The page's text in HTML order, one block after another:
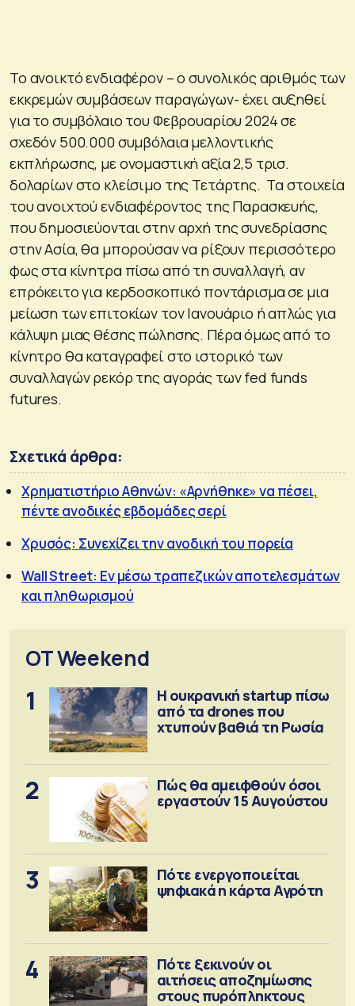
Το ανοικτό ενδιαφέρον – ο συνολικός αριθμός των
εκκρεμών συμβάσεων παραγώγων- έχει αυξηθεί
για το συμβόλαιο του Φεβρουαρίου 2024 σε
σχεδόν 500.000 συμβόλαια μελλοντικής
εκπλήρωσης, με ονομαστική αξία 2,5 τρισ.
δολαρίων στο κλείσιμο της Τετάρτης. Τα στοιχεία
του ανοιχτού ενδιαφέροντος της Παρασκευής,
που δημοσιεύονται στην αρχή της συνεδρίασης
στην Ασία, θα μπορούσαν να ρίξουν περισσότερο
φως στα κίνητρα πίσω από τη συναλλαγή, αν
επρόκειτο για κερδοσκοπικό ποντάρισμα σε μια
μείωση των επιτοκίων τον Ιανουάριο ή απλώς για
κάλυψη μιας θέσης πώλησης. Πέρα όμως από το
κίνητρο θα καταγραφεί στο ιστορικό των
συναλλαγών ρεκόρ της αγοράς των fed funds
futures.
Σχετικά άρθρα:
Χρηματιστήριο Αθηνών: «Αρνήθηκε» να πέσει,
πέντε ανοδικές εβδομάδες σερί
Χρυσός: Συνεχίζει την ανοδική του πορεία
Wall Street: Εν μέσω τραπεζικών αποτελεσμάτων
και πληθωρισμού
OT Weekend
1
Η ουκρανική startup πίσω
από τα drones που
χτυπούν βαθιά τη Ρωσία
2
Πώς θα αμειφθούν όσοι
εργαστούν 15 Αυγούστου
3
Πότε ενεργοποιείται
ψηφιακά η κάρτα Αγρότη
4
Πότε ξεκινούν οι
αιτήσεις αποζημίωσης
στους πυρόπληκτους